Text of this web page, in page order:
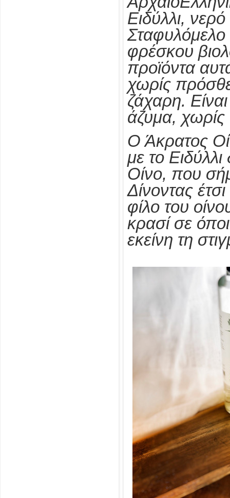
Ειδύλλι,
Σταφυλόμελο
φρέσκου
προϊόντα
χωρίς
ζάχαρη.
άζυμα, χωρίς
Ο Άκρατος
με το
Οίνο, που
Δίνοντας
φίλο του
κρασί σε
εκείνη τη